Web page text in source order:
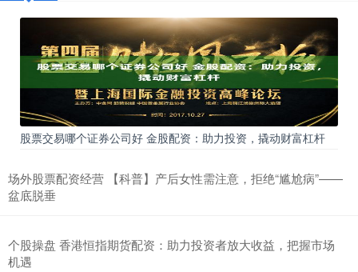
股票交易哪个证券公司好 金股配资：助力投资，撬动财富杠杆
场外股票配资经营 【科普】产后女性需注意，拒绝“尴尬病”——
盆底脱垂
个股操盘 香港恒指期货配资：助力投资者放大收益，把握市场
机遇